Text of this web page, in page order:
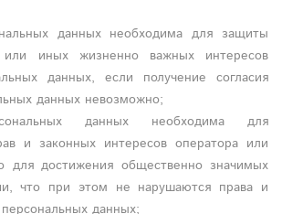
данных необходима для защиты
или иных жизненно важных интересов
данных, если получение согласия
данных невозможно;
данных необходима для
и законных интересов оператора или
для достижения общественно значимых
что при этом не нарушаются права и
данных;